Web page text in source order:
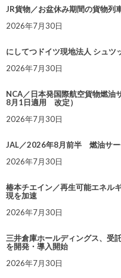
JR貨物／お盆休み期間の貨物列
2026年7月30日
にしてつドイツ現地法人 シュツ
2026年7月30日
NCA／日本発国際航空貨物燃油
8月1日適用 改定）
2026年7月30日
JAL／2026年8月前半 燃油サー
2026年7月30日
椿本チエイン／再生可能エネル
現を加速
2026年7月30日
三井倉庫ホールディングス、受
を開発・導入開始
2026年7月30日